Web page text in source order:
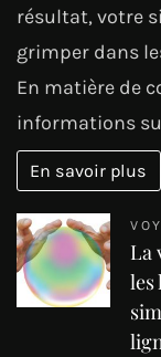
résultat, votre
grimper dans
En matière de
informations
En savoir plus
La
les